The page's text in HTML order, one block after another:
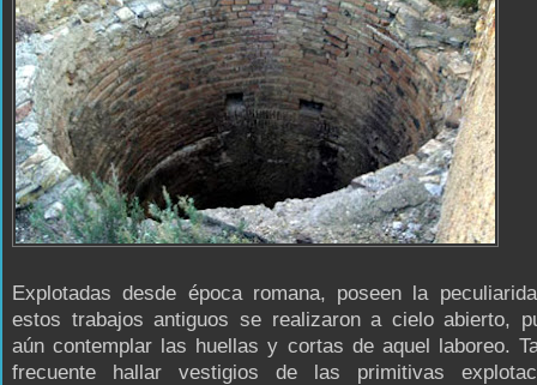
Explotadas desde época romana, poseen la
estos trabajos antiguos se realizaron a cielo abierto,
aún contemplar las huellas y cortas de aquel laboreo.
frecuente hallar vestigios de las primitivas